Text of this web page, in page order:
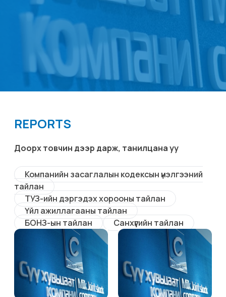
REPORTS
Доорх товчин дээр дарж, танилцана уу
Компанийн засаглалын кодексын үнэлгээний
тайлан
ТУЗ-ийн дэргэдэх хорооны тайлан
Үйл ажиллагааны тайлан
БОНЗ-ын тайлан
Санхүүгийн тайлан